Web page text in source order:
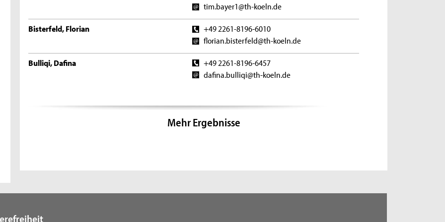
tim.bayer1@th-koeln.de
Bisterfeld, Florian
+49 2261-8196-6010
florian.bisterfeld@th-koeln.de
Bulliqi, Dafina
+49 2261-8196-6457
dafina.bulliqi@th-koeln.de
Mehr Ergebnisse